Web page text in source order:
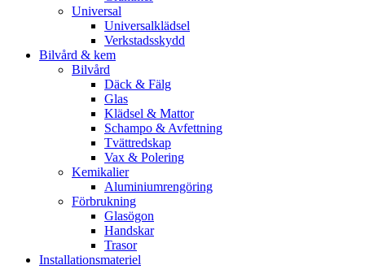
Universal
Universalklädsel
Verkstadsskydd
Bilvård & kem
Bilvård
Däck & Fälg
Glas
Klädsel & Mattor
Schampo & Avfettning
Tvättredskap
Vax & Polering
Kemikalier
Aluminiumrengöring
Förbrukning
Glasögon
Handskar
Trasor
Installationsmateriel